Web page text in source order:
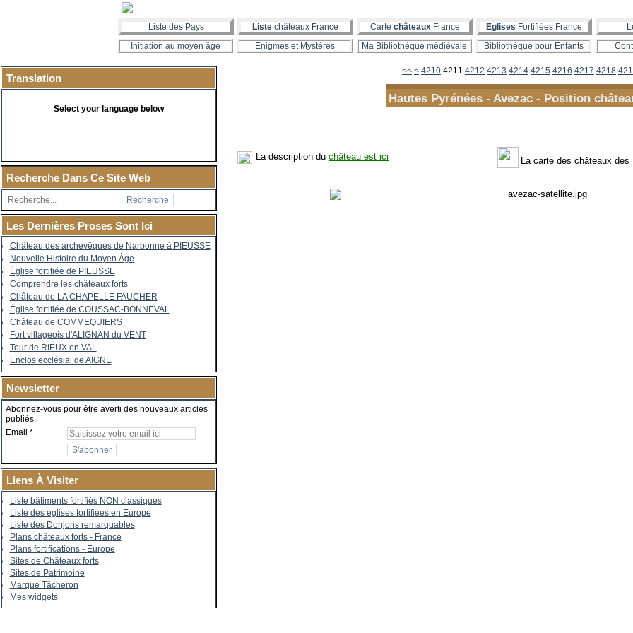
Liste des Pays Liste châteaux France Carte châteauxFrance Eglises Fortifiées France
Initiation au moyen âge
Enigmes et Mystères Ma Bibliothèque médiévale Bibliothèque pour Enfants
Translation
Select your language below
Recherche Dans Ce Site Web
Les Dernières Proses Sont Ici
Château des archevêques de Narbonne à PIEUSSE
Nouvelle Histoire du Moyen Âge
Église fortifiée de PIEUSSE
Comprendre les châteaux forts
Château de LA CHAPELLE FAUCHER
Église fortifiée de COUSSAC-BONNEVAL
Château de COMMEQUIERS
Fort villageois d'ALIGNAN du VENT
Tour de RIEUX en VAL
Enclos ecclésial de AIGNE
Newsletter
Abonnez-vous pour être averti des nouveaux articles
publiés.
Email
Liens À Visiter
Liste bâtiments fortifiés NON classiques
Liste des églises fortifiées en Europe
Liste des Donjons remarquables
Plans châteaux forts - France
Plans fortifications - Europe
Sites de Châteaux forts
Sites de Patrimoine
Marque Tâcheron
Mes widgets
<< < 4200
4210 4211 4212 4213 4214 4215 4216 4217 4218
Hautes Pyrénées - Avezac - Position
La description duchâteau est ici La carte des châteaux des